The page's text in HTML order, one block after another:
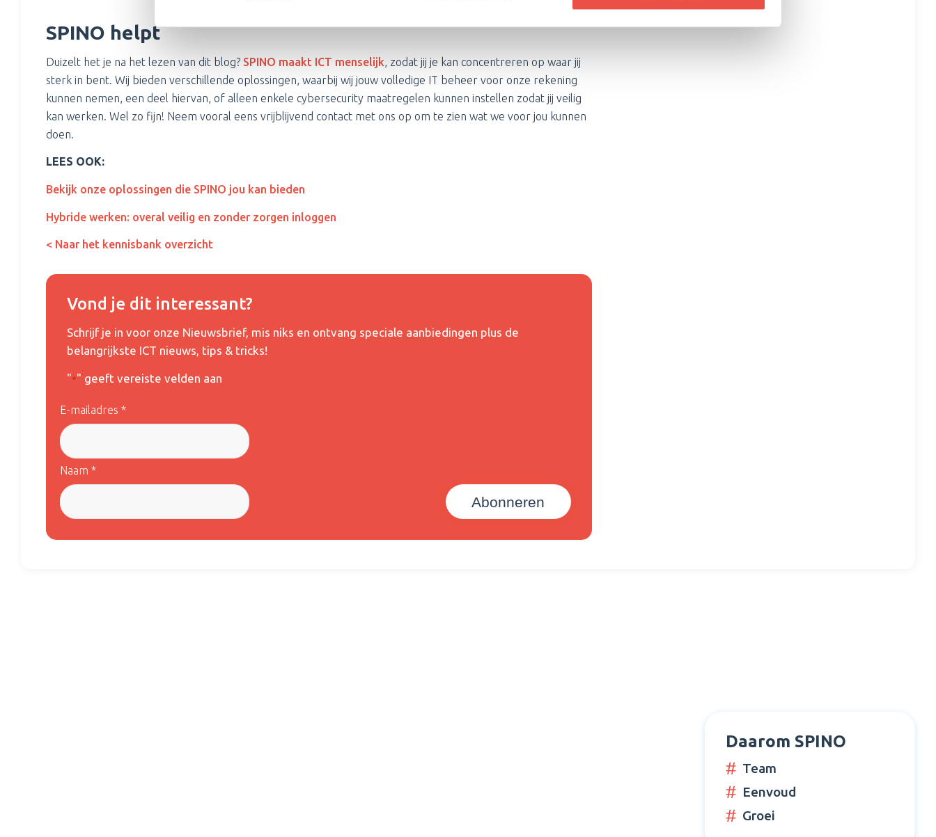
SPINO helpt
Duizelt het je na het lezen van dit blog? SPINO maakt ICT menselijk, zodat jij je kan concentreren op waar jij
sterk in bent. Wij bieden verschillende oplossingen, waarbij wij jouw volledige IT beheer voor onze rekening
kunnen nemen, een deel hiervan, of alleen enkele cybersecurity maatregelen kunnen instellen zodat jij veilig
kan werken. Wel zo fijn! Neem vooral eens vrijblijvend contact met ons op om te zien wat we voor jou kunnen
doen.
LEES OOK:
Bekijk onze oplossingen die SPINO jou kan bieden
Hybride werken: overal veilig en zonder zorgen inloggen
< Naar het kennisbank overzicht
Vond je dit interessant?
Schrijf je in voor onze Nieuwsbrief, mis niks en ontvang speciale aanbiedingen plus de
belangrijkste ICT nieuws, tips & tricks!
"*" geeft vereiste velden aan
E-mailadres *
Naam *
Daarom SPINO
Team
Eenvoud
Groei